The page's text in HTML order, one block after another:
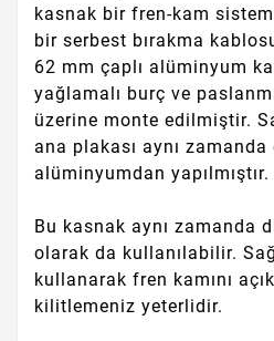
kasnak bir fren-kam
bir serbest bırakma
62 mm çaplı alüminyum
yağlamalı burç ve
üzerine monte edilmiştir.
ana plakası aynı zamanda
alüminyumdan yapılmıştır.
Bu kasnak aynı zamanda
olarak da kullanılabilir.
kullanarak fren kamını
kilitlemeniz yeterlidir.